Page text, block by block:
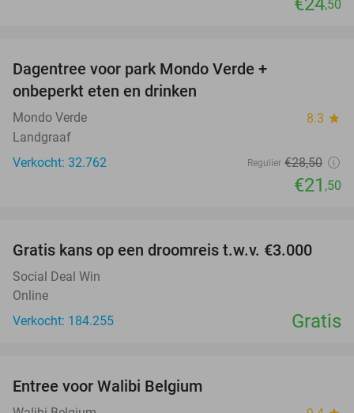
,50
Dagentree voor park Mondo Verde +
onbeperkt eten en drinken
Mondo Verde 8.3 star
Landgraaf
Verkocht: 32.762
Regulier €28,50
€21 ,50
Gratis kans op een droomreis t.w.v. €3.000
Social Deal Win
Online
Verkocht: 184.255
Gratis
Entree voor Walibi Belgium